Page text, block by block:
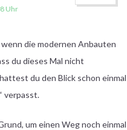
Uhr
die modernen Anbauten
du dieses Mal nicht
du den Blick schon einmal
verpasst.
um einen Weg noch einmal